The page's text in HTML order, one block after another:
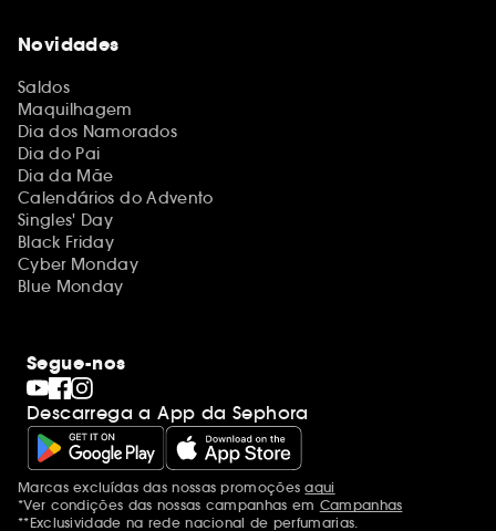
Novidades
Saldos
Maquilhagem
Dia dos Namorados
Dia do Pai
Dia da Mãe
Calendários do Advento
Singles' Day
Black Friday
Cyber Monday
Blue Monday
Segue-nos
Descarrega a App da Sephora
Menções adicionais
Marcas excluídas das nossas promoçõesaqui
*Ver condições das nossas campanhas em Campanhas
**Exclusividade na rede nacional de perfumarias.